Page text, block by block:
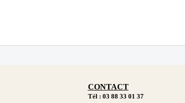
CONTACT
Tél : 03 88 33 01 37